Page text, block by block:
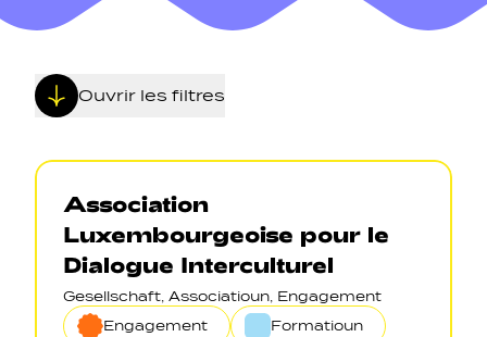
Navigation secondarie
Sozial Netzwierker
Navigation pied de page
Ouvrir les filtres
Association
Luxembourgeoise pour le
Dialogue Interculturel
Gesellschaft, Associatioun, Engagement
Engagement
Formatioun